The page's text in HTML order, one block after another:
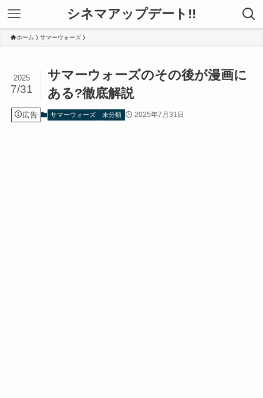
シネマアップデート!!
ホーム サマーウォーズ
サマーウォーズのその後が漫画に
ある?徹底解説
2025
7/31
広告 サマーウォーズ 未分類 2025年7月31日